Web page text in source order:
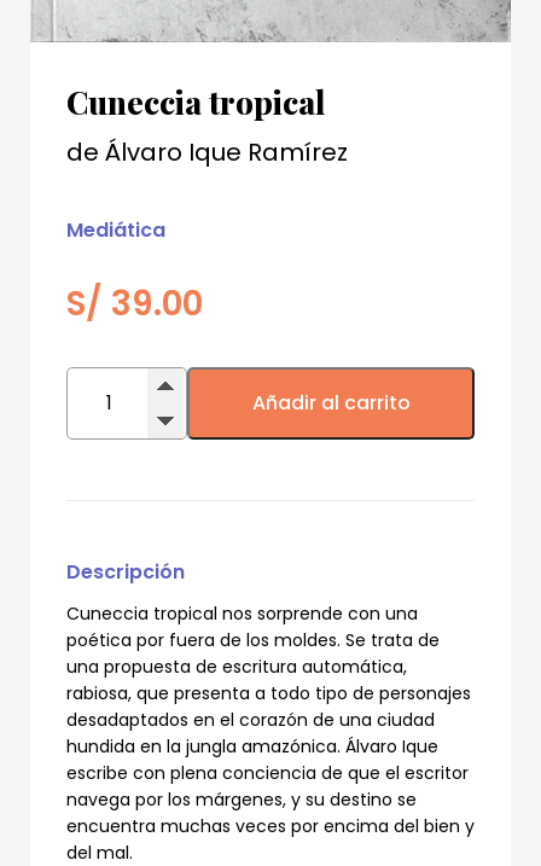
Cuneccia tropical
de Álvaro Ique Ramírez
Mediática
S/ 39.00
Cuneccia
tropical
cantidad
Añadir al carrito
Descripción
Cuneccia tropical nos sorprende con una
poética por fuera de los moldes. Se trata de
una propuesta de escritura automática,
rabiosa, que presenta a todo tipo de personajes
desadaptados en el corazón de una ciudad
hundida en la jungla amazónica. Álvaro Ique
escribe con plena conciencia de que el escritor
navega por los márgenes, y su destino se
encuentra muchas veces por encima del bien y
del mal.